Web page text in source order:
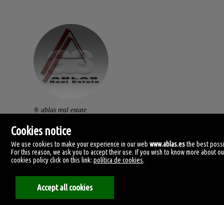
® ablas real estate
av. ramón y cajal, 32.
46470 catarroja. (vlc).
centralita: (+34) 960 119 145
clientes@ablas.es
lunes a viernes: 10:00-13:30 / 16:30-20:00
Cookies notice
We use cookies to make your experience in our webwww.ablas.esthe best
For this reason, we ask you to accept their use. If you wish to know more about
cookies policy click on this link:política de cookies.
Accept all cookies